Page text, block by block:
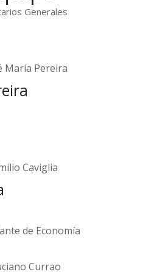
Generales
de Economía